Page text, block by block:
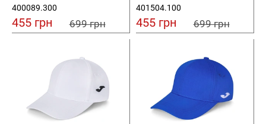
400089.300
455 грн 699 грн
401504.100
455 грн 699 грн